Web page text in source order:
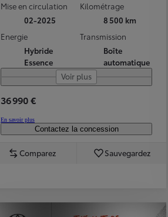
Mise en circulation
02-2025
Kilométrage
8 500 km
Energie
Hybride
Essence
Transmission
Boîte
automatique
Voir plus
36 990 €
En savoir plus
Contactez la concession
Comparez Sauvegardez